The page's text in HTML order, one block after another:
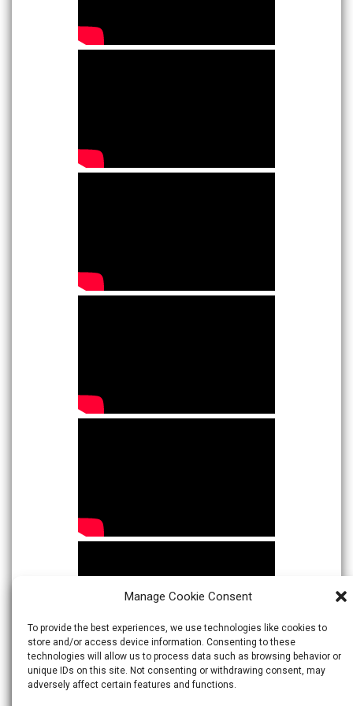
Manage Cookie Consent
To provide the best experiences, we use technologies like cookies to
store and/or access device information. Consenting to these
technologies will allow us to process data such as browsing behavior or
unique IDs on this site. Not consenting or withdrawing consent, may
adversely affect certain features and functions.